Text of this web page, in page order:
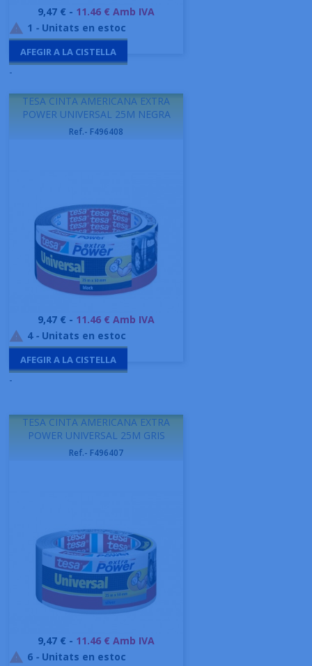
Preu
9,47 € - 11.46 € Amb IVA
 1 - Unitats en estoc
AFEGIR A LA CISTELLA
-
TESA CINTA AMERICANA EXTRA
POWER UNIVERSAL 25M NEGRA
Ref.- F496408
Preu
9,47 € - 11.46 € Amb IVA
 4- Unitats en estoc
AFEGIR A LA CISTELLA
-
TESA CINTA AMERICANA EXTRA
POWER UNIVERSAL 25M GRIS
Ref.- F496407
Preu
9,47 € - 11.46 € Amb IVA
 6 - Unitats en estoc